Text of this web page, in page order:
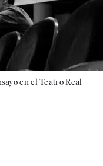
en el Teatro Real |